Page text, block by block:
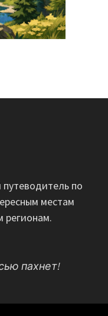
по
местам
регионам.
пахнет!